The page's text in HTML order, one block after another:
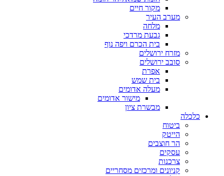
מקור חיים
מערב העיר
מלחה
גבעת מרדכי
בית הכרם ויפה נוף
מזרח ירושלים
סובב ירושלים
אפרת
בית שמש
מעלה אדומים
מישור אדומים
מבשרת ציון
כלכלה
ביטוח
הייטק
הר חוצבים
עסקים
צרכנות
קניונים ומרכזים מסחריים